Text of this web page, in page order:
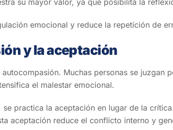
su mayor valor, ya que posibilita la
emocional y reduce la repetición de
y la aceptación
Muchas personas se
el malestar emocional.
practica la aceptación en lugar de la
aceptación reduce el conflicto interno y